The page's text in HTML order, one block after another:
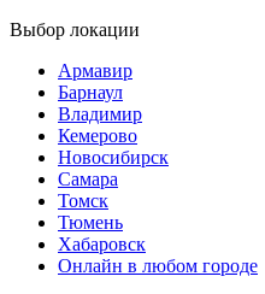
Выбор локации
Армавир
Барнаул
Владимир
Кемерово
Новосибирск
Самара
Томск
Тюмень
Хабаровск
Онлайн в любом городе